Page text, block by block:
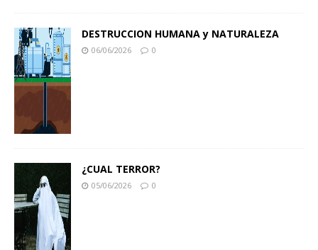
DESTRUCCION HUMANA y NATURALEZA
06/06/2026 0
¿CUAL TERROR?
05/06/2026 0